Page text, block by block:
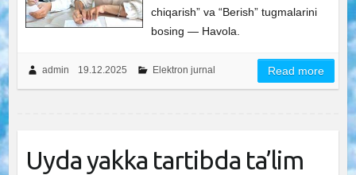
chiqarish” va “Berish” tugmalarini
bosing — Havola.
admin 19.12.2025 Elektron jurnal Read more
Uyda yakka tartibda ta’lim